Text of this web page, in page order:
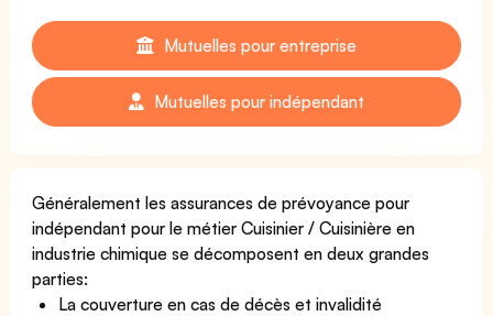
Mutuelles pour entreprise
Mutuelles pour indépendant
Généralement les assurances de prévoyance pour
indépendant pour le métier Cuisinier / Cuisinière en
industrie chimique se décomposent en deux grandes
parties:
La couverture en cas de décès et invalidité